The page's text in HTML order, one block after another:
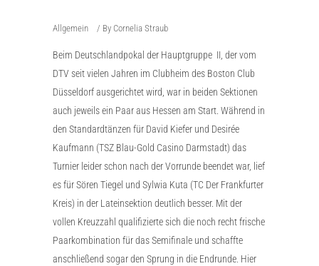
Allgemein By Cornelia Straub
Beim Deutschlandpokal der Hauptgruppe II, der vom
DTV seit vielen Jahren im Clubheim des Boston Club
Düsseldorf ausgerichtet wird, war in beiden Sektionen
auch jeweils ein Paar aus Hessen am Start. Während in
den Standardtänzen für David Kiefer und Desirée
Kaufmann (TSZ Blau-Gold Casino Darmstadt) das
Turnier leider schon nach der Vorrunde beendet war, lief
es für Sören Tiegel und Sylwia Kuta (TC Der Frankfurter
Kreis) in der Lateinsektion deutlich besser. Mit der
vollen Kreuzzahl qualifizierte sich die noch recht frische
Paarkombination für das Semifinale und schaffte
anschließend sogar den Sprung in die Endrunde. Hier